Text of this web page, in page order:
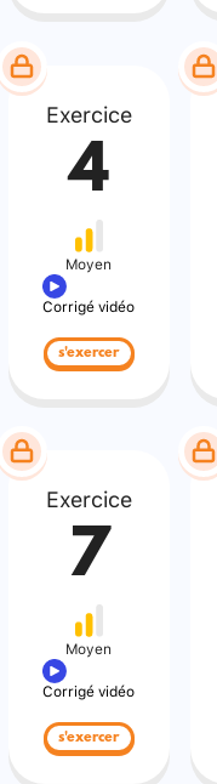
Exercice
4
Moyen
Corrigé vidéo
s'exercer
Exercice
7
Moyen
Corrigé vidéo
s'exercer